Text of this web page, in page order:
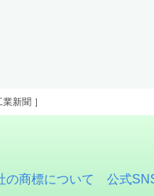
新聞 ］
の商標について 公式